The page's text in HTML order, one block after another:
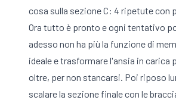
cosa sulla sezione C: 4 ripetute con
Ora tutto è pronto e ogni tentativo
adesso non ha più la funzione di
ideale e trasformare l'ansia in carica
oltre, per non stancarsi. Poi riposo
scalare la sezione finale con le